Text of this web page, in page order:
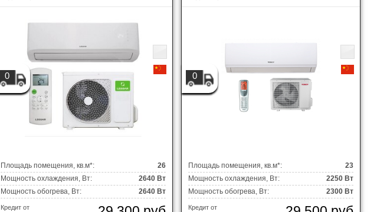
0
Площадь помещения, кв.м*:
26
Мощность охлаждения, Вт:
2640 Вт
Мощность обогрева, Вт:
2640 Вт
Кредит от
0
Площадь помещения, кв.м*:
23
Мощность охлаждения, Вт:
2250 Вт
Мощность обогрева, Вт:
2300 Вт
Кредит от